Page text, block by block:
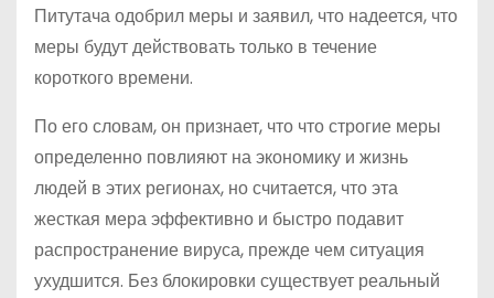
Питутача одобрил меры и заявил, что надеется, что
меры будут действовать только в течение
короткого времени.
По его словам, он признает, что что строгие меры
определенно повлияют на экономику и жизнь
людей в этих регионах, но считается, что эта
жесткая мера эффективно и быстро подавит
распространение вируса, прежде чем ситуация
ухудшится. Без блокировки существует реальный